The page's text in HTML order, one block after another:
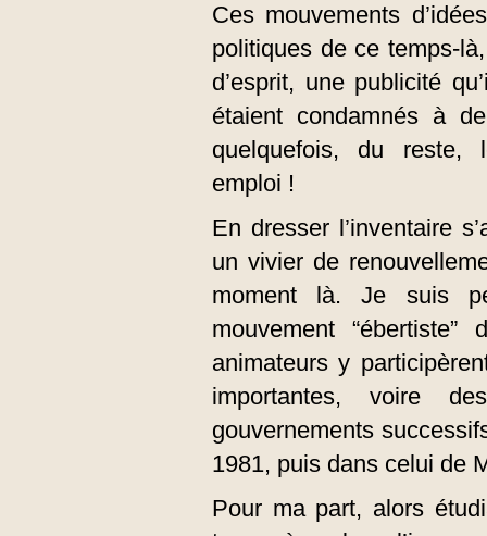
Ces mouvements
politiques de ce temps-
d’esprit, une publicité
étaient condamnés à
quelquefois, du reste,
emploi !
En dresser l’inventaire
un vivier de
moment là. Je suis
mouvement
animateurs y
importantes, voire
gouvernements
1981, puis dans celui de
Pour ma part, alors